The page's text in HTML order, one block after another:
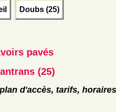
Doubs (25)
pavés
(25)
d'accès, tarifs, horaires